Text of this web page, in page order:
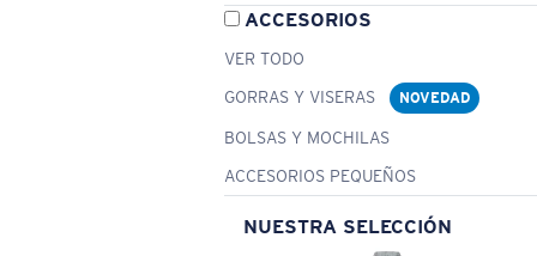
ACCESORIOS
VER TODO
GORRAS Y VISERAS
NOVEDAD
BOLSAS Y MOCHILAS
ACCESORIOS PEQUEÑOS
NUESTRA SELECCIÓN